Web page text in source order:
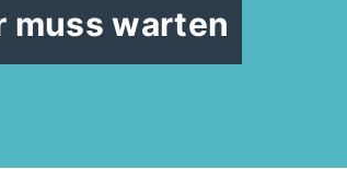
muss warten